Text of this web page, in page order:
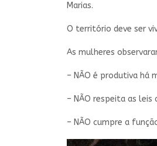
Marias.
O território deve ser
As mulheres
– NÃO é produtiva há
– NÃO respeita as leis
– NÃO cumpre a